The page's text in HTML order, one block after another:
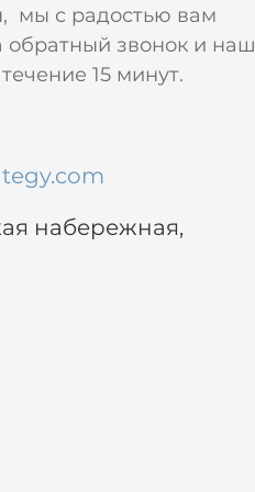
мы с радостью вам
обратный звонок и наш
15 минут.
набережная,